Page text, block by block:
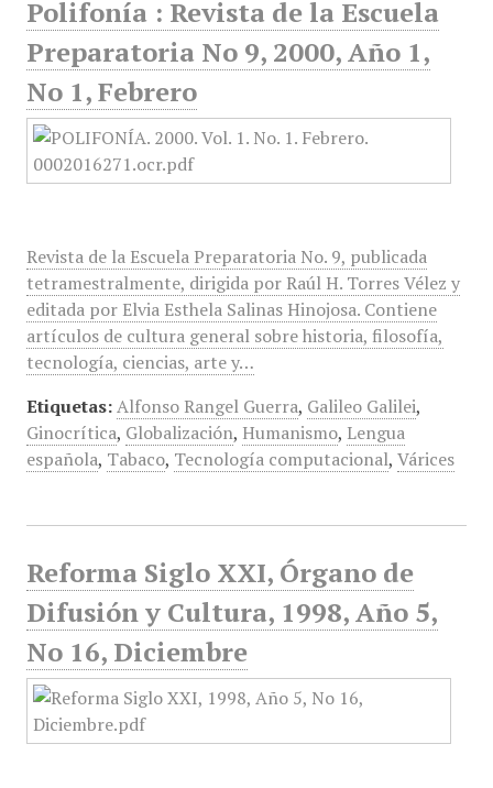
Polifonía : Revista de la Escuela
Preparatoria No 9, 2000, Año 1,
No 1, Febrero
Revista de la Escuela Preparatoria No. 9, publicada
tetramestralmente, dirigida por Raúl H. Torres Vélez y
editada por Elvia Esthela Salinas Hinojosa. Contiene
artículos de cultura general sobre historia, filosofía,
tecnología, ciencias, arte y…
Etiquetas: Alfonso Rangel Guerra, Galileo Galilei,
Ginocrítica, Globalización, Humanismo, Lengua
española, Tabaco, Tecnología computacional, Várices
Reforma Siglo XXI, Órgano de
Difusión y Cultura, 1998, Año 5,
No 16, Diciembre